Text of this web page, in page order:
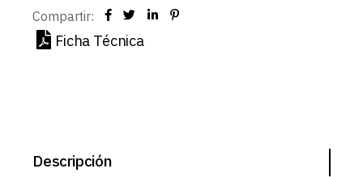
Compartir:
Ficha Técnica
Descripción